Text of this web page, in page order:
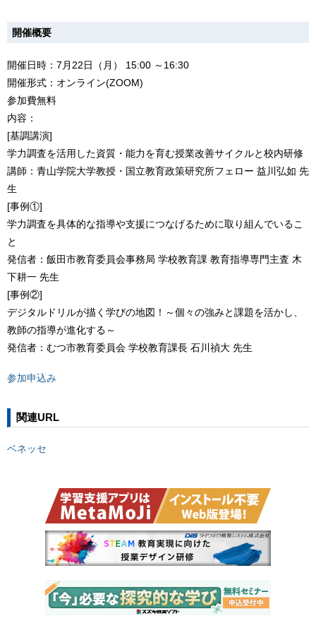
開催概要
開催日時：7月22日（月） 15:00 ～16:30
開催形式：オンライン(ZOOM)
参加費無料
内容：
[基調講演]
学力調査を活用した資質・能力を育む授業改善サイクルと校内研修
講師：青山学院大学教授・国立教育政策研究所フェロー 益川弘如 先
生
[事例①]
学力調査を具体的な指導や支援につなげるために取り組んでいるこ
と
発信者：飯田市教育委員会事務局 学校教育課 教育指導専門主査 木
下耕一 先生
[事例②]
デジタルドリルが描く学びの地図！～個々の強みと課題を活かし、
教師の指導が進化する～
発信者：むつ市教育委員会 学校教育課長 石川禎大 先生
参加申込み
関連URL
ベネッセ